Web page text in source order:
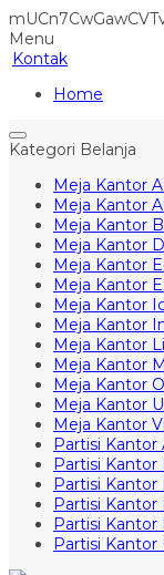
Menu
Kontak
Home
Kategori Belanja
Meja Kantor
Meja Kantor
Meja Kantor
Meja Kantor
Meja Kantor
Meja Kantor
Meja Kantor
Meja Kantor
Meja Kantor
Meja Kantor
Meja Kantor
Meja Kantor
Meja Kantor
Partisi Kantor
Partisi Kantor
Partisi Kantor
Partisi Kantor
Partisi Kantor
Partisi Kantor